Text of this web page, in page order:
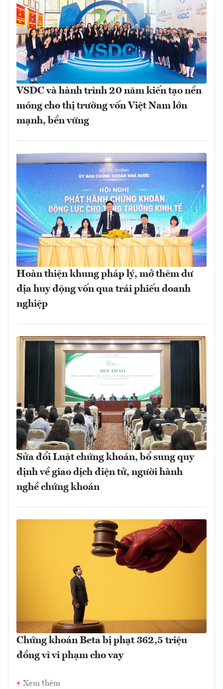
VSDC và hành trình 20 năm kiến tạo nền
móng cho thị trường vốn Việt Nam lớn
mạnh, bền vững
Hoàn thiện khung pháp lý, mở thêm dư
địa huy động vốn qua trái phiếu doanh
nghiệp
Sửa đổi Luật chứng khoán, bổ sung quy
định về giao dịch điện tử, người hành
nghề chứng khoán
Chứng khoán Beta bị phạt 362,5 triệu
đồng vì vi phạm cho vay
Xem thêm